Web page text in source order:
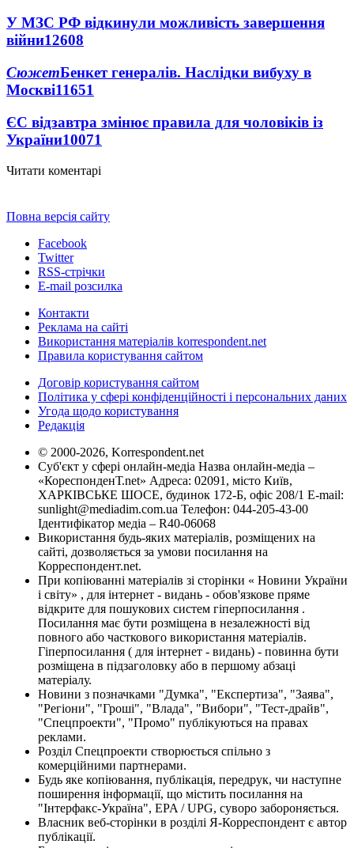
У МЗС РФ відкинули можливість завершення
війни12608
СюжетБенкет генералів. Наслідки вибуху в
Москві11651
ЄС відзавтра змінює правила для чоловіків із
України10071
Читати коментарі
Повна версія сайту
Facebook
Twitter
RSS-стрічки
E-mail розсилка
Контакти
Реклама на сайті
Використання матеріалів korrespondent.net
Правила користування сайтом
Договір користування сайтом
Політика у сфері конфіденційності і персональних даних
Угода щодо користування
Редакція
© 2000-2026, Korrespondent.net
Суб'єкт у сфері онлайн-медіа Назва онлайн-медіа –
«КореспонденТ.net» Адреса: 02091, місто Київ,
ХАРКІВСЬКЕ ШОСЕ, будинок 172-Б, офіс 208/1 E-mail:
sunlight@mediadim.com.ua Телефон: 044-205-43-00
Ідентифікатор медіа – R40-06068
Використання будь-яких матеріалів, розміщених на
сайті, дозволяється за умови посилання на
Корреспондент.net.
При копіюванні матеріалів зі сторінки « Новини України
і світу» , для інтернет - видань - обов'язкове пряме
відкрите для пошукових систем гіперпосилання .
Посилання має бути розміщена в незалежності від
повного або часткового використання матеріалів.
Гіперпосилання ( для інтернет - видань) - повинна бути
розміщена в підзаголовку або в першому абзаці
матеріалу.
Новини з позначками "Думка", "Експертиза", "Заява",
"Регіони", "Гроші", "Влада", "Вибори", "Тест-драйв",
"Спецпроекти", "Промо" публікуються на правах
реклами.
Розділ Спецпроекти створюється спільно з
комерційними партнерами.
Будь яке копіювання, публікація, передрук, чи наступне
поширення інформації, що містить посилання на
"Інтерфакс-Україна", EPA / UPG, суворо забороняється.
Власник веб-сторінки в розділі Я-Корреспондент є автор
публікації.